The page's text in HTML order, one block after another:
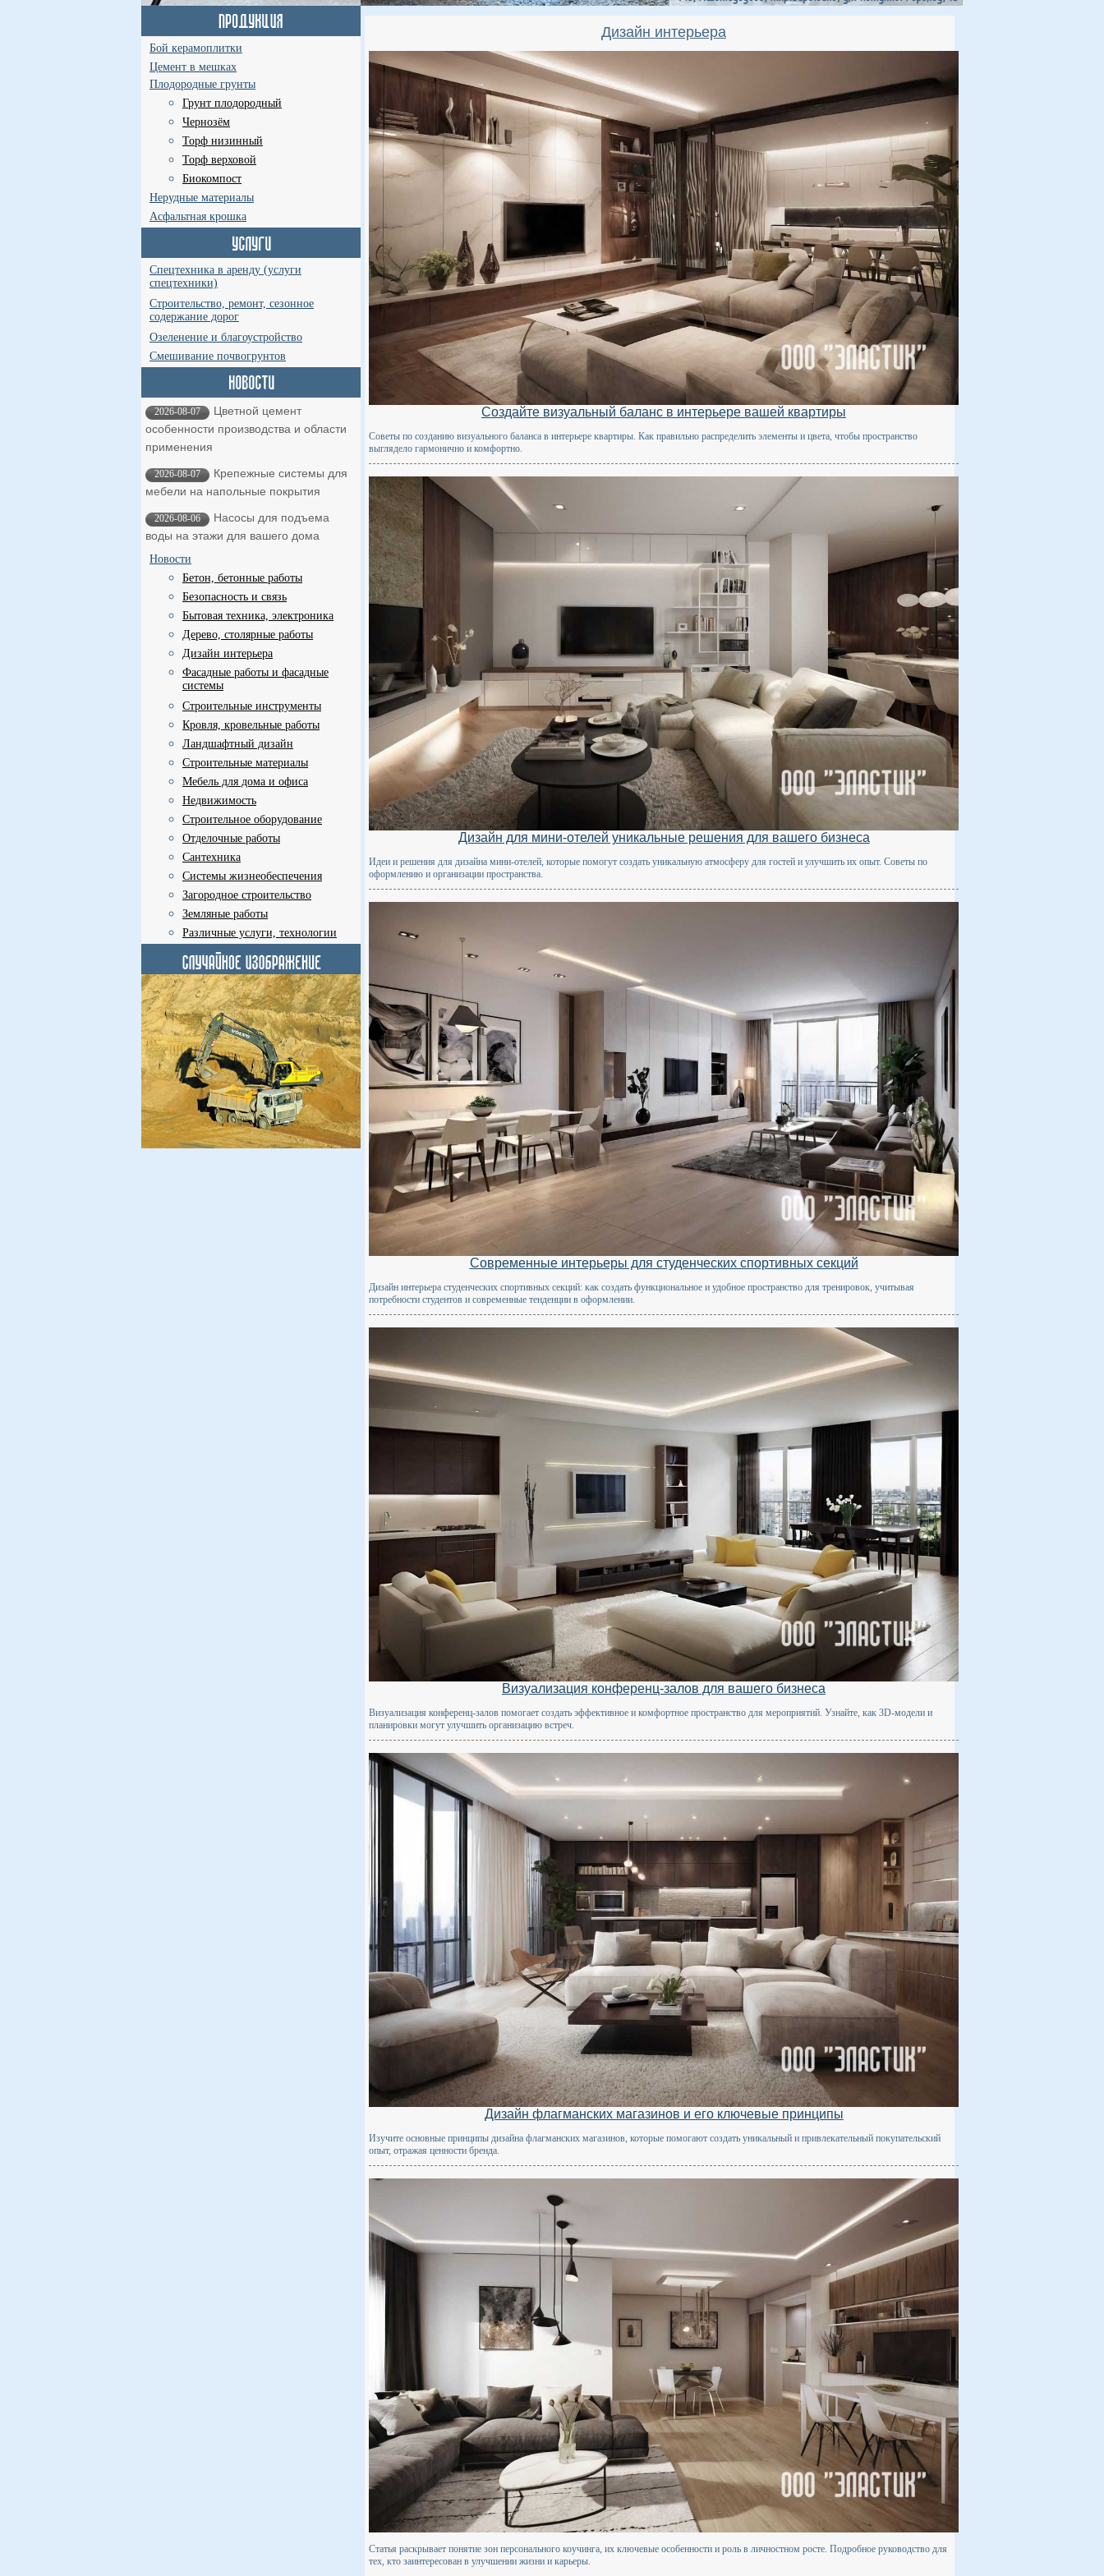
Бой керамоплитки
Цемент в мешках
Плодородные грунты
Грунт плодородный
Чернозём
Торф низинный
Торф верховой
Биокомпост
Нерудные материалы
Асфальтная крошка
Спецтехника в аренду (услуги
спецтехники)
Строительство, ремонт, сезонное
содержание дорог
Озеленение и благоустройство
Смешивание почвогрунтов
2026-08-07
Цветной цемент
особенности производства и области
применения
2026-08-07
Крепежные системы для
мебели на напольные покрытия
2026-08-06
Насосы для подъема
воды на этажи для вашего дома
Новости
Бетон, бетонные работы
Безопасность и связь
Бытовая техника, электроника
Дерево, столярные работы
Дизайн интерьера
Фасадные работы и фасадные
системы
Строительные инструменты
Кровля, кровельные работы
Ландшафтный дизайн
Строительные материалы
Мебель для дома и офиса
Недвижимость
Строительное оборудование
Отделочные работы
Сантехника
Системы жизнеобеспечения
Загородное строительство
Земляные работы
Различные услуги, технологии
Дизайн интерьера
Создайте визуальный баланс в интерьере вашей квартиры
Советы по созданию визуального баланса в интерьере квартиры. Как правильно распределить элементы и цвета, чтобы пространство
выглядело гармонично и комфортно.
Дизайн для мини-отелей уникальные решения для вашего бизнеса
Идеи и решения для дизайна мини-отелей, которые помогут создать уникальную атмосферу для гостей и улучшить их опыт. Советы по
оформлению и организации пространства.
Современные интерьеры для студенческих спортивных секций
Дизайн интерьера студенческих спортивных секций: как создать функциональное и удобное пространство для тренировок, учитывая
потребности студентов и современные тенденции в оформлении.
Визуализация конференц-залов для вашего бизнеса
Визуализация конференц-залов помогает создать эффективное и комфортное пространство для мероприятий. Узнайте, как 3D-модели и
планировки могут улучшить организацию встреч.
Дизайн флагманских магазинов и его ключевые принципы
Изучите основные принципы дизайна флагманских магазинов, которые помогают создать уникальный и привлекательный покупательский
опыт, отражая ценности бренда.
Статья раскрывает понятие зон персонального коучинга, их ключевые особенности и роль в личностном росте. Подробное руководство для
тех, кто заинтересован в улучшении жизни и карьеры.